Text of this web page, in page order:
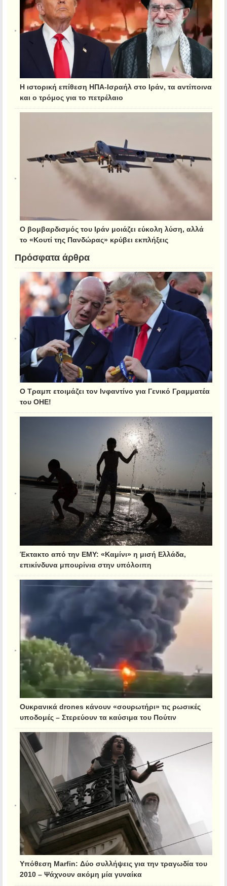
Η ιστορική επίθεση ΗΠΑ-Ισραήλ στο Ιράν, τα αντίποινα
και ο τρόμος για το πετρέλαιο
Ο βομβαρδισμός του Ιράν μοιάζει εύκολη λύση, αλλά
το «Κουτί της Πανδώρας» κρύβει εκπλήξεις
Πρόσφατα άρθρα
Ο Τραμπ ετοιμάζει τον Ινφαντίνο για Γενικό Γραμματέα
του ΟΗΕ!
Έκτακτο από την ΕΜΥ: «Καμίνι» η μισή Ελλάδα,
επικίνδυνα μπουρίνια στην υπόλοιπη
Ουκρανικά drones κάνουν «σουρωτήρι» τις ρωσικές
υποδομές – Στερεύουν τα καύσιμα του Πούτιν
Υπόθεση Marfin: Δύο συλλήψεις για την τραγωδία του
2010 – Ψάχνουν ακόμη μία γυναίκα